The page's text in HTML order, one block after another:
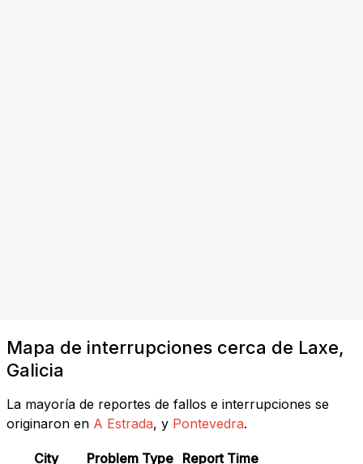
Mapa de interrupciones cerca de Laxe,
Galicia
La mayoría de reportes de fallos e interrupciones se
originaron en A Estrada, y Pontevedra.
City Problem Type Report Time